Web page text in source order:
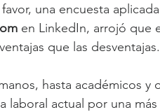
una encuesta
en LinkedIn, arrojó que
que las desventajas.
hasta académicos y
laboral actual por una